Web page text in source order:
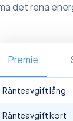
det rena
Premie
Ränteavgift lång
Ränteavgift kort